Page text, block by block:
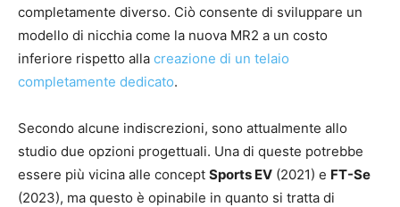
completamente diverso. Ciò consente di sviluppare un
modello di nicchia come la nuova MR2 a un costo
inferiore rispetto alla creazione di un telaio
completamente dedicato.
Secondo alcune indiscrezioni, sono attualmente allo
studio due opzioni progettuali. Una di queste potrebbe
essere più vicina alle concept Sports EV (2021) e FT-Se
(2023), ma questo è opinabile in quanto si tratta di